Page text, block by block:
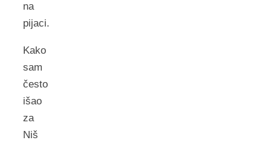
na
pijaci.
Kako
sam
često
išao
za
Niš